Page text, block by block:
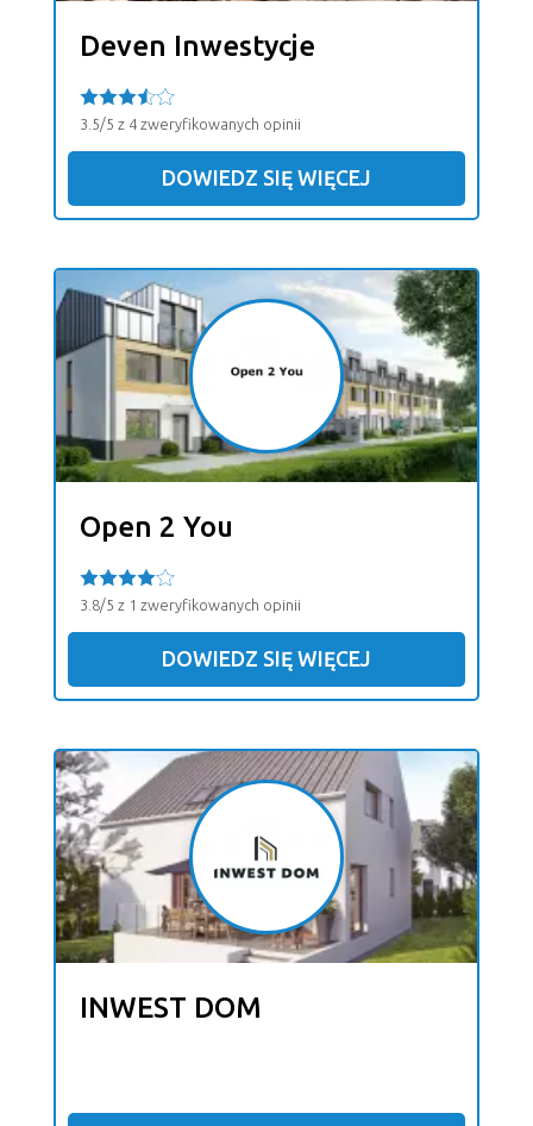
Deven Inwestycje
3.5/5 z 4 zweryfikowanych opinii
DOWIEDZ SIĘ WIĘCEJ
Open 2 You
3.8/5 z 1 zweryfikowanych opinii
DOWIEDZ SIĘ WIĘCEJ
INWEST DOM